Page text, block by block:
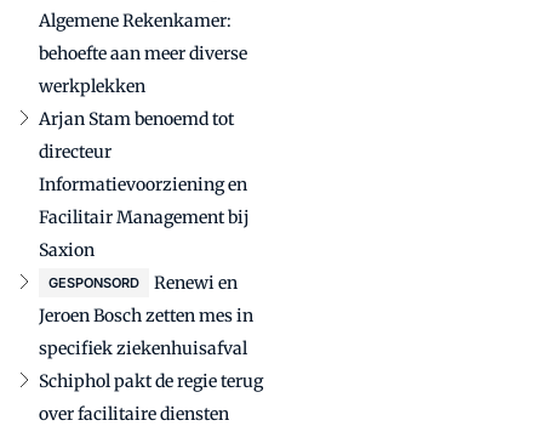
Algemene Rekenkamer:
behoefte aan meer diverse
werkplekken
Arjan Stam benoemd tot
directeur
Informatievoorziening en
Facilitair Management bij
Saxion
GESPONSORD
Renewi en
Jeroen Bosch zetten mes in
specifiek ziekenhuisafval
Schiphol pakt de regie terug
over facilitaire diensten